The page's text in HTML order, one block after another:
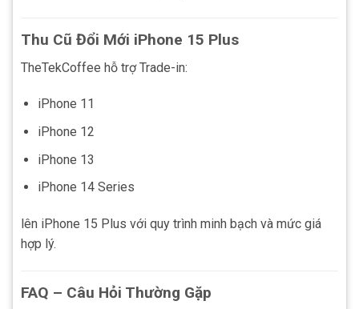
Thu Cũ Đổi Mới iPhone 15 Plus
TheTekCoffee hỗ trợ Trade-in:
iPhone 11
iPhone 12
iPhone 13
iPhone 14 Series
lên iPhone 15 Plus với quy trình minh bạch và mức giá
hợp lý.
FAQ – Câu Hỏi Thường Gặp